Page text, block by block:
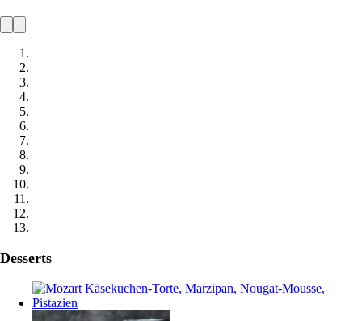
Desserts